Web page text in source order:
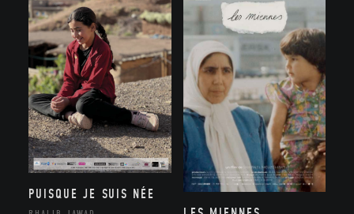
PUISQUE JE SUIS NÉE